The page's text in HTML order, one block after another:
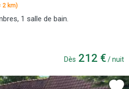
2 km)
1 salle de bain.
Dès 212 € / nuit